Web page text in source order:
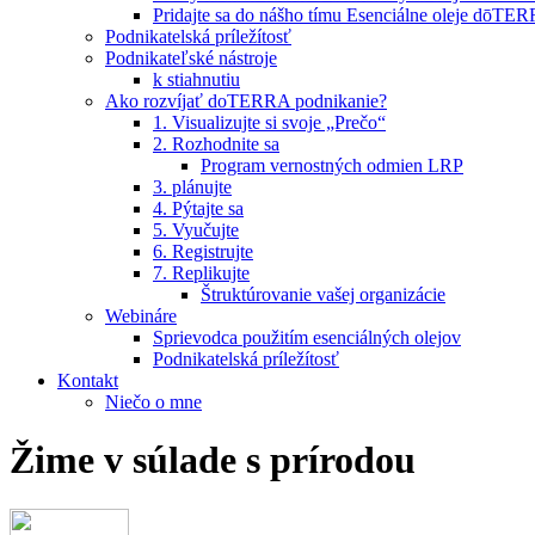
Pridajte sa do nášho tímu Esenciálne oleje
Podnikatelská príležítosť
Podnikateľské nástroje
k stiahnutiu
Ako rozvíjať doTERRA podnikanie?
1. Visualizujte si svoje „Prečo“
2. Rozhodnite sa
Program vernostných odmien LRP
3. plánujte
4. Pýtajte sa
5. Vyučujte
6. Registrujte
7. Replikujte
Štruktúrovanie vašej organizácie
Webináre
Sprievodca použitím esenciálných olejov
Podnikatelská príležítosť
Kontakt
Niečo o mne
Žime v súlade s prírodou